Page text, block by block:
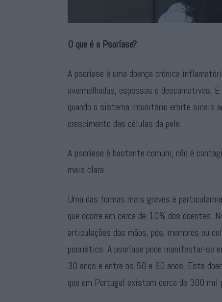
O que é a Psoríase?
A psoríase é uma doença crónica
avermelhadas, espessas e descamativas.
quando o sistema imunitário emite sinais
crescimento das células da pele.
A psoríase é bastante comum, não é
mais clara.
Uma das formas mais graves e
que ocorre em cerca de 10% dos doentes.
articulações das mãos, pés, membros ou
psoriática. A psoríase pode manifestar-se
30 anos e entre os 50 e 60 anos. Esta
que em Portugal existam cerca de 300